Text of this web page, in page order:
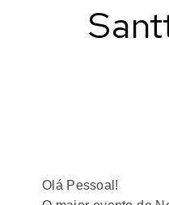
Olá Pessoal!